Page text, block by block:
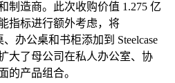
制造商。此次收购价值 1.275 亿
指标进行额外考虑，将
办公桌和书柜添加到 Steelcase
大了母公司在私人办公室、协
的产品组合。